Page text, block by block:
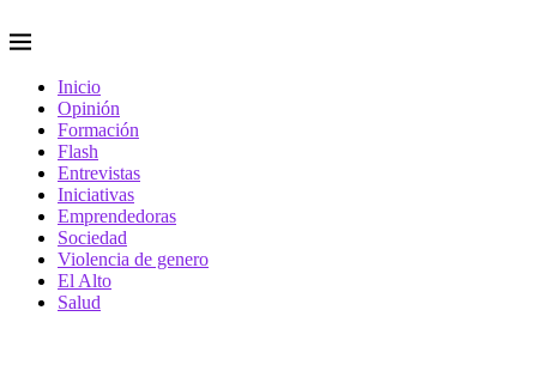
Inicio
Opinión
Formación
Flash
Entrevistas
Iniciativas
Emprendedoras
Sociedad
Violencia de genero
El Alto
Salud